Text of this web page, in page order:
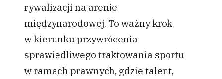
rywalizacji na arenie
międzynarodowej. To ważny krok
w kierunku przywrócenia
sprawiedliwego traktowania sportu
w ramach prawnych, gdzie talent,